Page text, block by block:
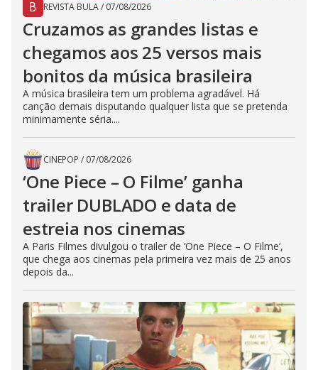
REVISTA BULA/ 07/08/2026
Cruzamos as grandes listas e
chegamos aos 25 versos mais
bonitos da música brasileira
A música brasileira tem um problema agradável. Há
canção demais disputando qualquer lista que se pretenda
minimamente séria....
CINEPOP / 07/08/2026
‘One Piece – O Filme’ ganha
trailer DUBLADO e data de
estreia nos cinemas
A Paris Filmes divulgou o trailer de ‘One Piece – O Filme‘,
que chega aos cinemas pela primeira vez mais de 25 anos
depois da...